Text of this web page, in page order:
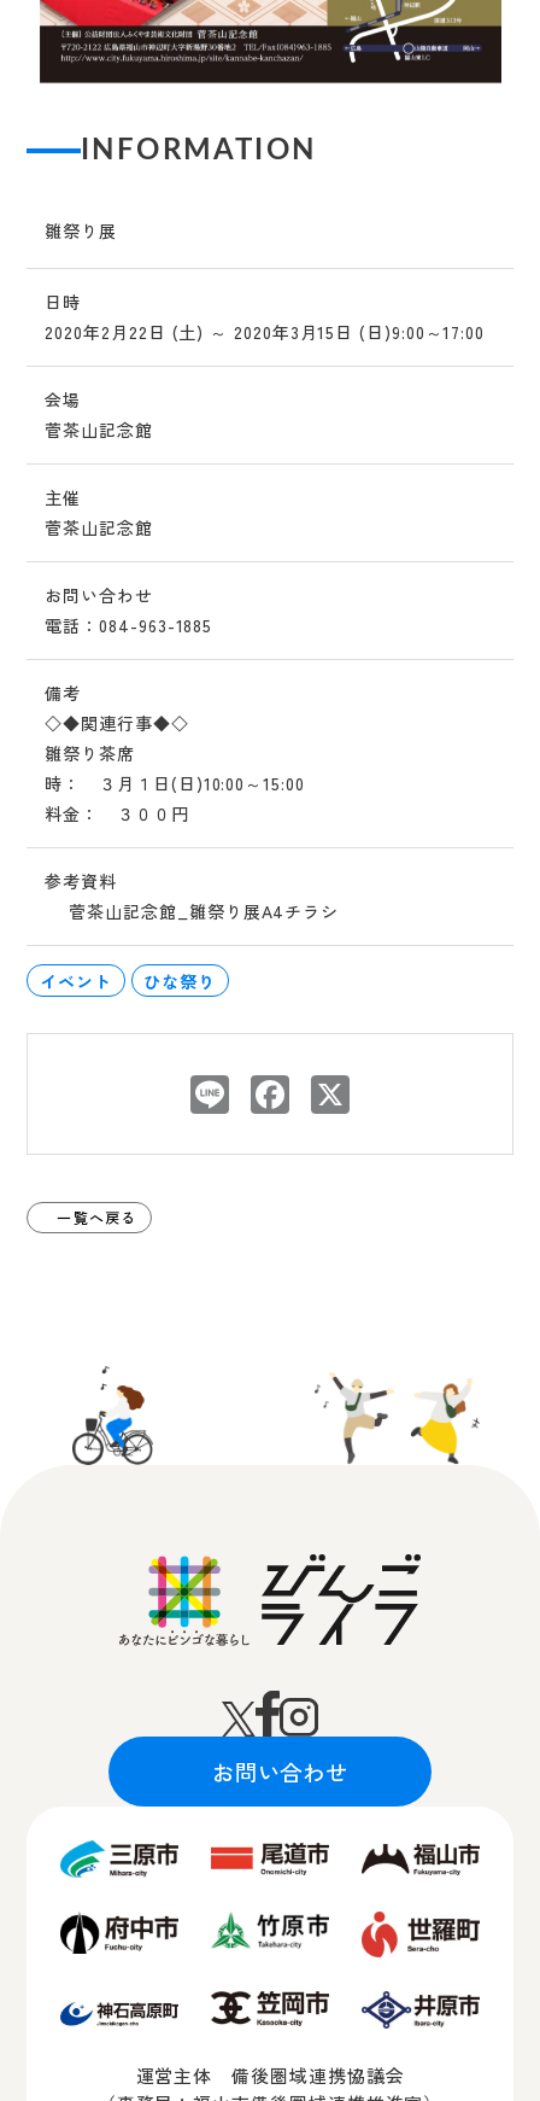
INFORMATION
雛祭り展
日時
2020年2月22日 (土) ～ 2020年3月15日 (日)9:00～17:00
会場
菅茶山記念館
主催
菅茶山記念館
お問い合わせ
電話：084-963-1885
備考
◇◆関連行事◆◇
雛祭り茶席
時： ３月１日(日)10:00～15:00
料金： ３００円
参考資料
菅茶山記念館_雛祭り展A4チラシ
イベント ひな祭り
Line Facebook
一覧へ戻る
お問い合わせ
運営主体 備後圏域連携協議会